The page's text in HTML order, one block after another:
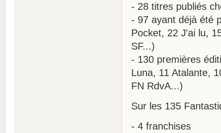
- 28 titres publiés
- 97 ayant déjà été
Pocket, 22 J'ai lu,
SF...)
- 130 premières
Luna, 11 Atalante,
FN RdvA...)
Sur les 135
- 4 franchises